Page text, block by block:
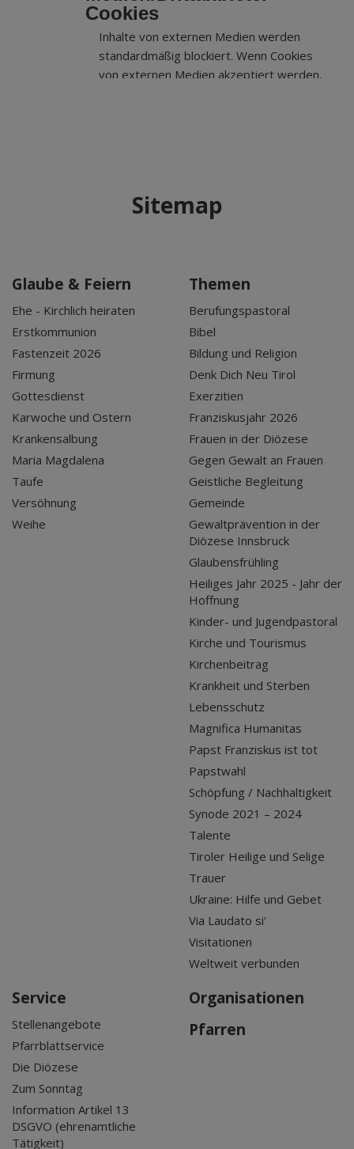
Cookies
Inhalte von externen Medien werden
standardmäßig blockiert. Wenn Cookies
von externen Medien akzeptiert werden,
Sitemap
Glaube & Feiern
Ehe - Kirchlich heiraten
Erstkommunion
Fastenzeit 2026
Firmung
Gottesdienst
Karwoche und Ostern
Krankensalbung
Maria Magdalena
Taufe
Versöhnung
Weihe
Themen
Berufungspastoral
Bibel
Bildung und Religion
Denk Dich Neu Tirol
Exerzitien
Franziskusjahr 2026
Frauen in der Diözese
Gegen Gewalt an Frauen
Geistliche Begleitung
Gemeinde
Gewaltprävention in der
Diözese Innsbruck
Glaubensfrühling
Heiliges Jahr 2025 - Jahr der
Hoffnung
Kinder- und Jugendpastoral
Kirche und Tourismus
Kirchenbeitrag
Krankheit und Sterben
Lebensschutz
Magnifica Humanitas
Papst Franziskus ist tot
Papstwahl
Schöpfung / Nachhaltigkeit
Synode 2021 – 2024
Talente
Tiroler Heilige und Selige
Trauer
Ukraine: Hilfe und Gebet
Via Laudato si'
Visitationen
Weltweit verbunden
Service
Stellenangebote
Pfarrblattservice
Die Diözese
Zum Sonntag
Information Artikel 13
DSGVO (ehrenamtliche
Tätigkeit)
Organisationen
Pfarren